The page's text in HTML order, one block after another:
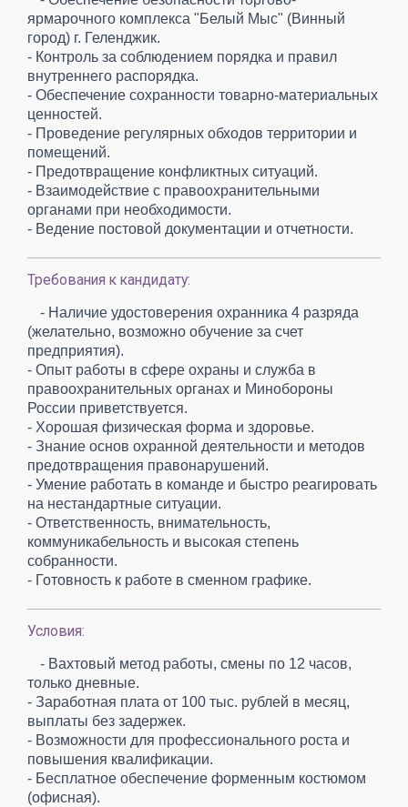
ярмарочного комплекса "Белый Мыс" (Винный
город) г. Геленджик.
- Контроль за соблюдением порядка и правил
внутреннего распорядка.
- Обеспечение сохранности товарно-материальных
ценностей.
- Проведение регулярных обходов территории и
помещений.
- Предотвращение конфликтных ситуаций.
- Взаимодействие с правоохранительными
органами при необходимости.
- Ведение постовой документации и отчетности.
Требования к кандидату:
- Наличие удостоверения охранника 4 разряда
(желательно, возможно обучение за счет
предприятия).
- Опыт работы в сфере охраны и служба в
правоохранительных органах и Минобороны
России приветствуется.
- Хорошая физическая форма и здоровье.
- Знание основ охранной деятельности и методов
предотвращения правонарушений.
- Умение работать в команде и быстро реагировать
на нестандартные ситуации.
- Ответственность, внимательность,
коммуникабельность и высокая степень
собранности.
- Готовность к работе в сменном графике.
Условия:
- Вахтовый метод работы, смены по 12 часов,
только дневные.
- Заработная плата от 100 тыс. рублей в месяц,
выплаты без задержек.
- Возможности для профессионального роста и
повышения квалификации.
- Бесплатное обеспечение форменным костюмом
(офисная).